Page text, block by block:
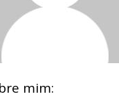
mim: